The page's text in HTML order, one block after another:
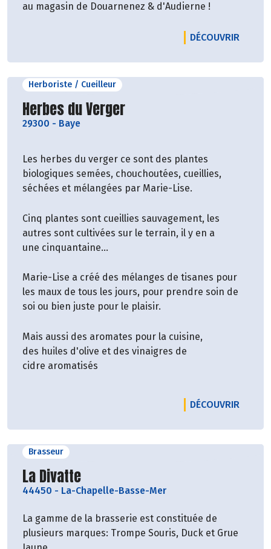
au magasin de Douarnenez & d'Audierne !
DÉCOUVRIR
Herboriste / Cueilleur
Découvrir le producteur
Herbes du Verger
29300 - Baye
Les herbes du verger ce sont des plantes
biologiques semées, chouchoutées, cueillies,
séchées et mélangées par Marie-Lise.
Cinq plantes sont cueillies sauvagement, les
autres sont cultivées sur le terrain, il y en a
une cinquantaine...
Marie-Lise a créé des mélanges de tisanes pour
les maux de tous les jours, pour prendre soin de
soi ou bien juste pour le plaisir.
Mais aussi des aromates pour la cuisine,
des huiles d'olive et des vinaigres de
cidre aromatisés
DÉCOUVRIR
Brasseur
Découvrir le producteur
La Divatte
44450 - La-Chapelle-Basse-Mer
La gamme de la brasserie est constituée de
plusieurs marques: Trompe Souris, Duck et Grue